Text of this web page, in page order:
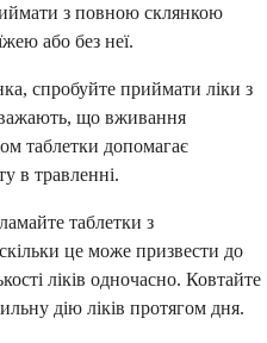
з повною склянкою
або без неї.
спробуйте приймати ліки з
що вживання
таблетки допомагає
в травленні.
таблетки з
це може призвести до
ліків одночасно. Ковтайте
дію ліків протягом дня.